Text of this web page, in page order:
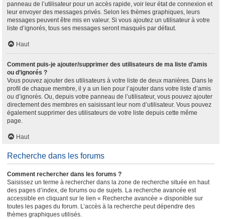
panneau de l’utilisateur pour un accès rapide, voir leur état de connexion et
leur envoyer des messages privés. Selon les thèmes graphiques, leurs
messages peuvent être mis en valeur. Si vous ajoutez un utilisateur à votre
liste d’ignorés, tous ses messages seront masqués par défaut.
Haut
Comment puis-je ajouter/supprimer des utilisateurs de ma liste d’amis
ou d’ignorés ?
Vous pouvez ajouter des utilisateurs à votre liste de deux manières. Dans le
profil de chaque membre, il y a un lien pour l’ajouter dans votre liste d’amis
ou d’ignorés. Ou, depuis votre panneau de l’utilisateur, vous pouvez ajouter
directement des membres en saisissant leur nom d’utilisateur. Vous pouvez
également supprimer des utilisateurs de votre liste depuis cette même
page.
Haut
Recherche dans les forums
Comment rechercher dans les forums ?
Saisissez un terme à rechercher dans la zone de recherche située en haut
des pages d’index, de forums ou de sujets. La recherche avancée est
accessible en cliquant sur le lien « Recherche avancée » disponible sur
toutes les pages du forum. L’accès à la recherche peut dépendre des
thèmes graphiques utilisés.